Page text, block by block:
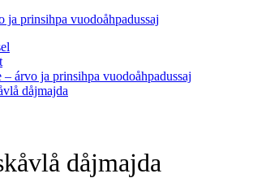
ja prinsihpa vuodoåhpadussaj
– árvo ja prinsihpa vuodoåhpadussaj
dåjmajda
dåjmajda